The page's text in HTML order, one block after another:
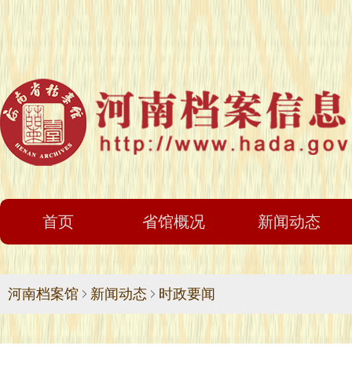
首页 省馆概况 新闻动态
河南档案馆 新闻动态 时政要闻